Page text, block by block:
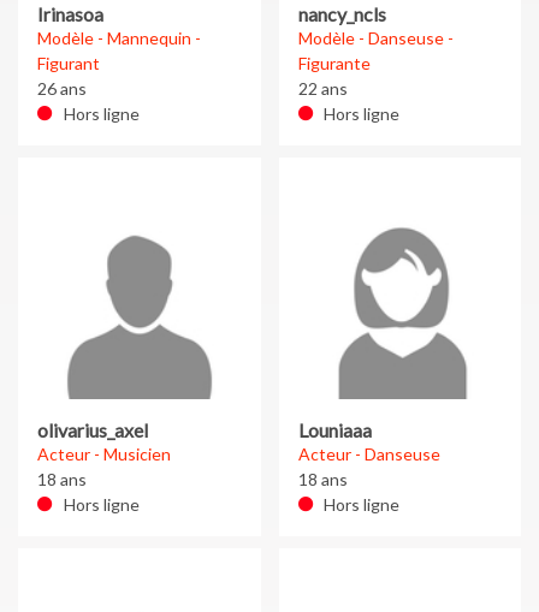
Irinasoa
Modèle - Mannequin -
Figurant
26 ans
Hors ligne
nancy_ncls
Modèle - Danseuse -
Figurante
22 ans
Hors ligne
olivarius_axel
Acteur - Musicien
18 ans
Hors ligne
Louniaaa
Acteur - Danseuse
18 ans
Hors ligne